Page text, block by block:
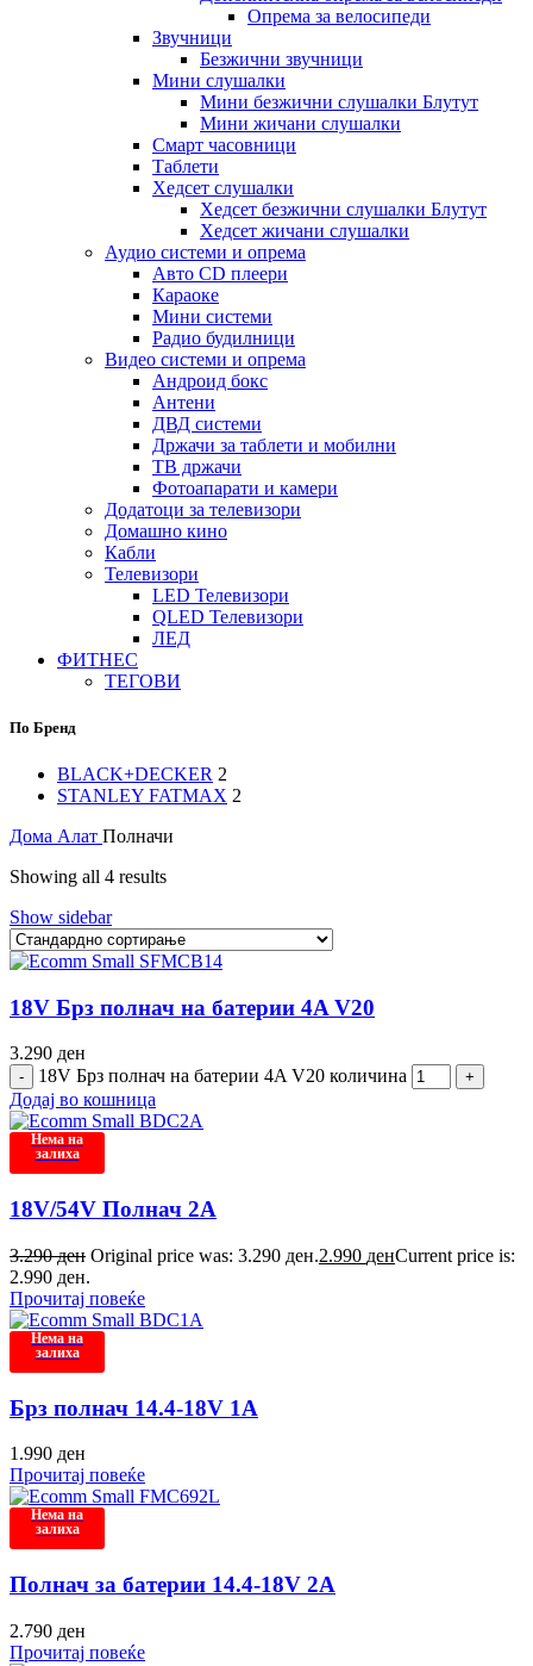
Опрема за велосипеди
Звучници
Безжични звучници
Мини слушалки
Мини безжични слушалки Блутут
Мини жичани слушалки
Смарт часовници
Таблети
Хедсет слушалки
Хедсет безжични слушалки Блутут
Хедсет жичани слушалки
Аудио системи и опрема
Авто CD плеери
Караоке
Мини системи
Радио будилници
Видео системи и опрема
Андроид бокс
Антени
ДВД системи
Држачи за таблети и мобилни
ТВ држачи
Фотоапарати и камери
Додатоци за телевизори
Домашно кино
Кабли
Телевизори
LED Телевизори
QLED Телевизори
ЛЕД
ФИТНЕС
ТЕГОВИ
По Бренд
BLACK+DECKER 2
STANLEY FATMAX 2
Дома Алат Полначи
Showing all 4 results
Show sidebar
18V Брз полнач на батерии 4A V20
3.290 ден
18V Брз полнач на батерии 4A V20 количина
Додај во кошница
Нема на
залиха
18V/54V Полнач 2A
3.290ден Original price was: 3.290 ден.2.990 денCurrent price is:
2.990 ден.
Прочитај повеќе
Нема на
залиха
Брз полнач 14.4-18V 1A
1.990 ден
Прочитај повеќе
Нема на
залиха
Полнач за батерии 14.4-18V 2A
2.790 ден
Прочитај повеќе